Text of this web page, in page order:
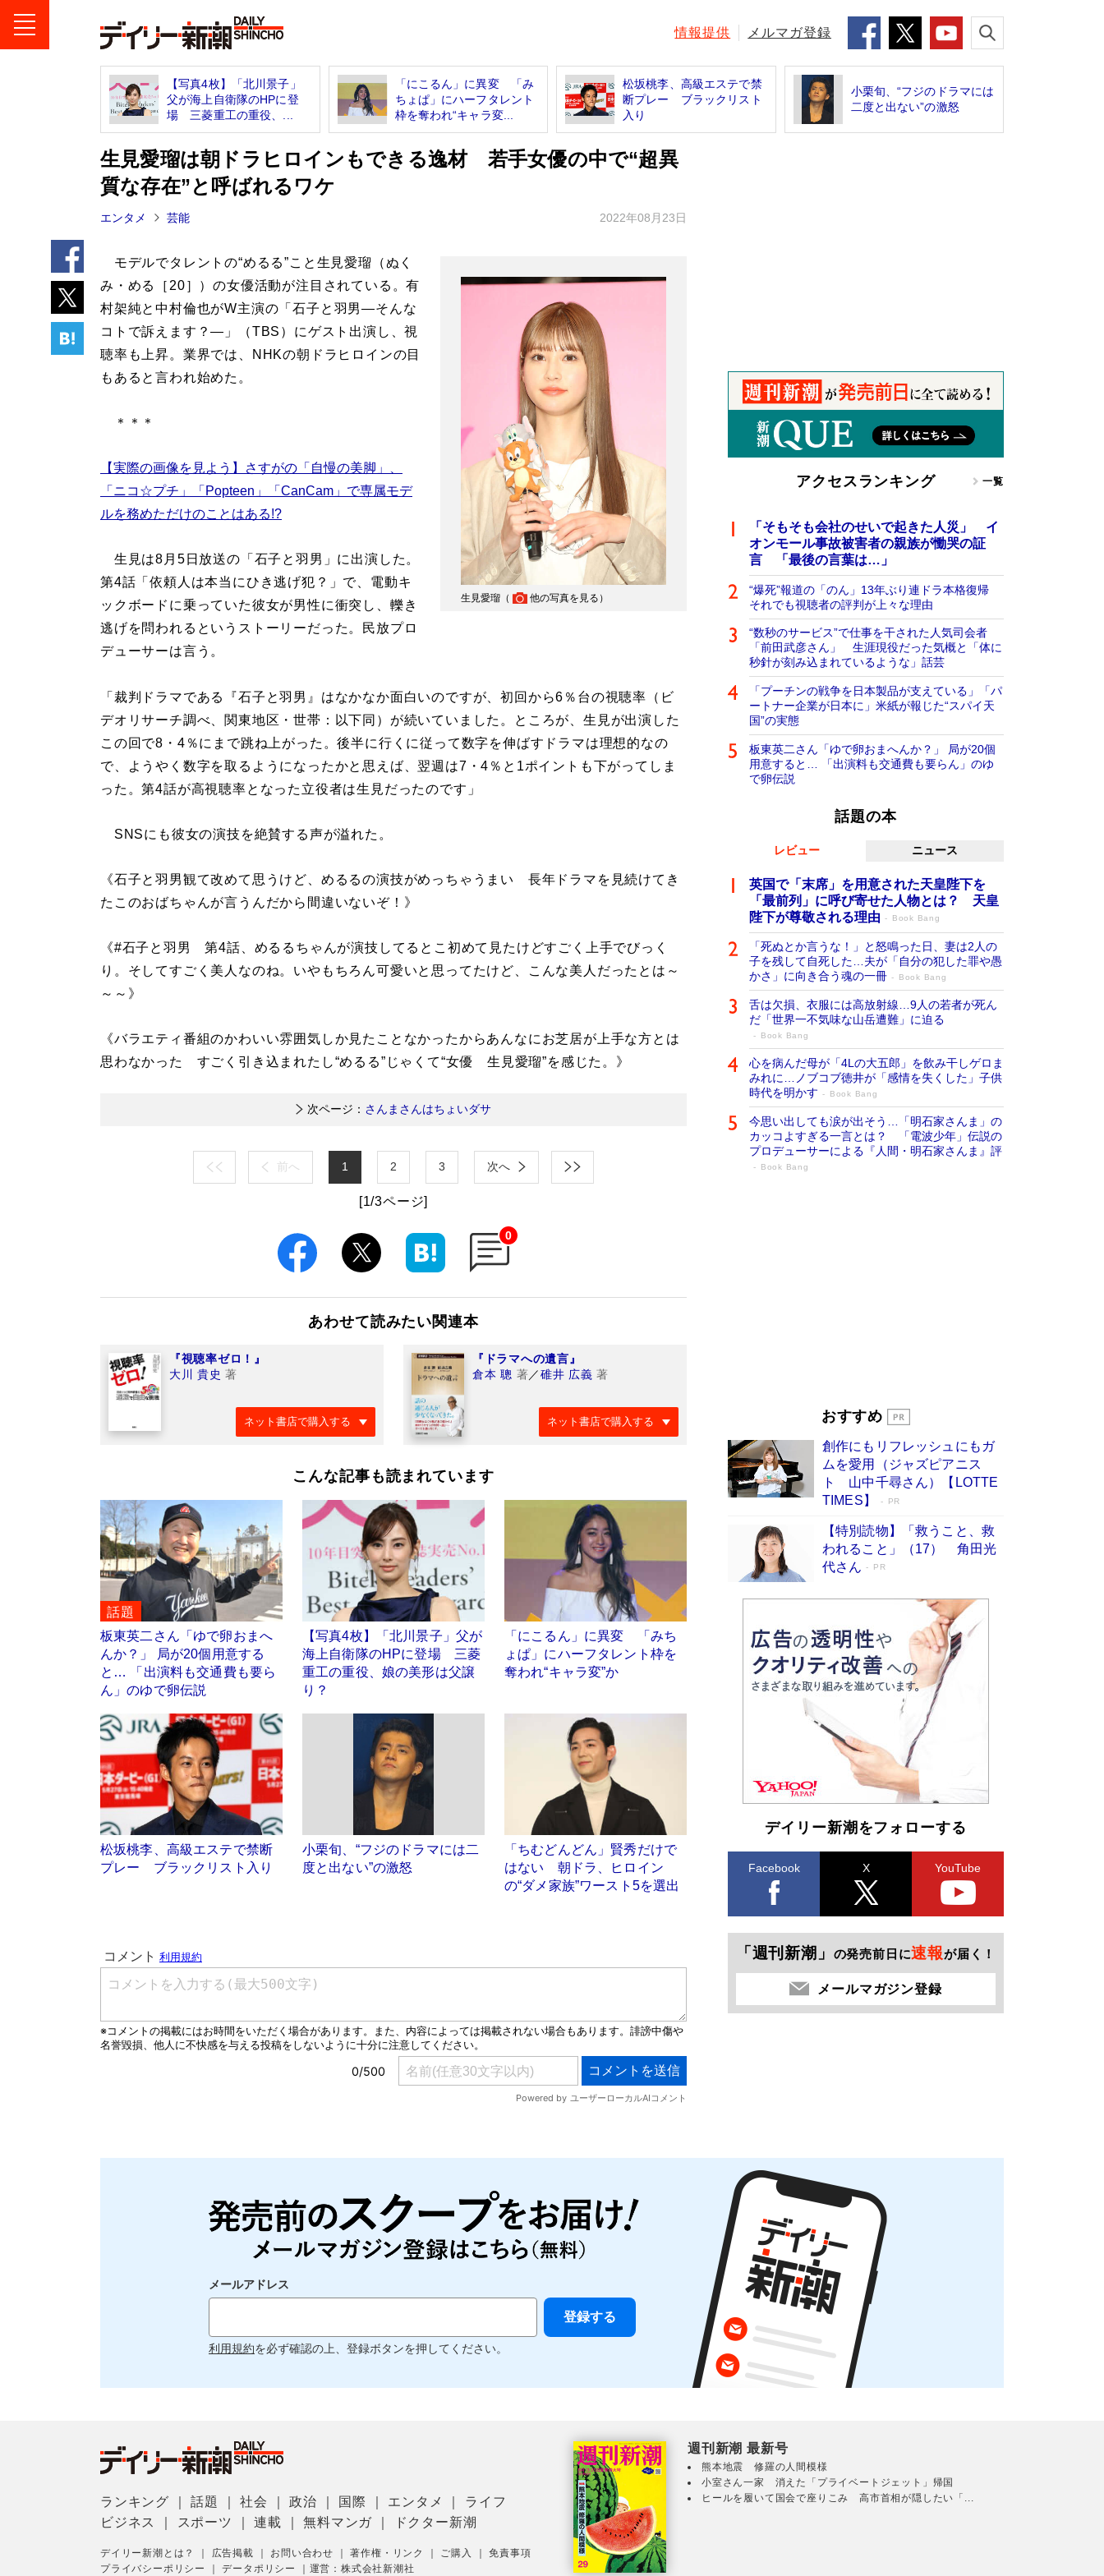
情報提供 メルマガ登録
【写真4枚】「北川景子」
父が海上自衛隊のHPに登
場 三菱重工の重役、...
「にこるん」に異変 「み
ちょぱ」にハーフタレント
枠を奪われ“キャラ変...
松坂桃李、高級エステで禁
断プレー ブラックリスト
入り
小栗旬、“フジのドラマには
二度と出ない”の激怒
生見愛瑠は朝ドラヒロインもできる逸材 若手女優の中で“超異
質な存在”と呼ばれるワケ
エンタメ 芸能 2022年08月23日
生見愛瑠（ 他の写真を見る ）
モデルでタレントの“めるる”こと生見愛瑠（ぬく
み・める［20］）の女優活動が注目されている。有
村架純と中村倫也がW主演の「石子と羽男―そんな
コトで訴えます？―」（TBS）にゲスト出演し、視
聴率も上昇。業界では、NHKの朝ドラヒロインの目
もあると言われ始めた。
＊＊＊
【実際の画像を見よう】さすがの「自慢の美脚」、
「ニコ☆プチ」「Popteen」「CanCam」で専属モデ
ルを務めただけのことはある!?
生見は8月5日放送の「石子と羽男」に出演した。
第4話「依頼人は本当にひき逃げ犯？」で、電動キ
ックボードに乗っていた彼女が男性に衝突し、轢き
逃げを問われるというストーリーだった。民放プロ
デューサーは言う。
「裁判ドラマである『石子と羽男』はなかなか面白いのですが、初回から6％台の視聴率（ビ
デオリサーチ調べ、関東地区・世帯：以下同）が続いていました。ところが、生見が出演した
この回で8・4％にまで跳ね上がった。後半に行くに従って数字を伸ばすドラマは理想的なの
で、ようやく数字を取るようになったかと思えば、翌週は7・4％と1ポイントも下がってしま
った。第4話が高視聴率となった立役者は生見だったのです」
SNSにも彼女の演技を絶賛する声が溢れた。
《石子と羽男観て改めて思うけど、めるるの演技がめっちゃうまい 長年ドラマを見続けてき
たこのおばちゃんが言うんだから間違いないぞ！》
《#石子と羽男 第4話、めるるちゃんが演技してるとこ初めて見たけどすごく上手でびっく
り。そしてすごく美人なのね。いやもちろん可愛いと思ってたけど、こんな美人だったとは～
～～》
《バラエティ番組のかわいい雰囲気しか見たことなかったからあんなにお芝居が上手な方とは
思わなかった すごく引き込まれたし“めるる”じゃくて“女優 生見愛瑠”を感じた。》
次ページ： さんまさんはちょいダサ
前へ 1 2 3 次へ
[1/3ページ]
0
あわせて読みたい関連本
『視聴率ゼロ！』
大川 貴史 著
ネット書店で購入する
『ドラマへの遺言』
倉本 聰 著 ／碓井 広義 著
ネット書店で購入する
こんな記事も読まれています
話題
板東英二さん「ゆで卵おまへ
んか？」 局が20個用意する
と… 「出演料も交通費も要ら
ん」のゆで卵伝説
【写真4枚】「北川景子」父が
海上自衛隊のHPに登場 三菱
重工の重役、娘の美形は父譲
り？
「にこるん」に異変 「みち
ょぱ」にハーフタレント枠を
奪われ“キャラ変”か
松坂桃李、高級エステで禁断
プレー ブラックリスト入り
小栗旬、“フジのドラマには二
度と出ない”の激怒
「ちむどんどん」賢秀だけで
はない 朝ドラ、ヒロイン
の“ダメ家族”ワースト5を選出
アクセスランキング 一覧
「そもそも会社のせいで起きた人災」 イ
オンモール事故被害者の親族が慟哭の証
言 「最後の言葉は…」
“爆死”報道の「のん」13年ぶり連ドラ本格復帰
それでも視聴者の評判が上々な理由
“数秒のサービス”で仕事を干された人気司会者
「前田武彦さん」 生涯現役だった気概と「体に
秒針が刻み込まれているような」話芸
「プーチンの戦争を日本製品が支えている」「パ
ートナー企業が日本に」米紙が報じた“スパイ天
国”の実態
板東英二さん「ゆで卵おまへんか？」 局が20個
用意すると… 「出演料も交通費も要らん」のゆ
で卵伝説
話題の本
レビュー ニュース
英国で「末席」を用意された天皇陛下を
「最前列」に呼び寄せた人物とは？ 天皇
陛下が尊敬される理由
Book Bang
「死ぬとか言うな！」と怒鳴った日、妻は2人の
子を残して自死した…夫が「自分の犯した罪や愚
かさ」に向き合う魂の一冊
Book Bang
舌は欠損、衣服には高放射線…9人の若者が死ん
だ「世界一不気味な山岳遭難」に迫る
Book Bang
心を病んだ母が「4Lの大五郎」を飲み干しゲロま
みれに…ノブコブ徳井が「感情を失くした」子供
時代を明かす
Book Bang
今思い出しても涙が出そう…「明石家さんま」の
カッコよすぎる一言とは？ 「電波少年」伝説の
プロデューサーによる『人間・明石家さんま』評
Book Bang
俳優・高嶋政伸が家族に教わった“人を育てるコ
東野圭吾、伊坂幸太郎の人気シリーズ最新作どち
らも文庫化 映画化された直木賞受賞作もランク
イン［文庫ベストセラー］
Book Bang
おすすめ
創作にもリフレッシュにもガ
ムを愛用（ジャズピアニス
ト 山中千尋さん）【LOTTE
TIMES】
PR
【特別読物】「救うこと、救
われること」（17） 角田光
代さん
PR
デイリー新潮をフォローする
Facebook X YouTube
「週刊新潮」 の発売前日に速報が届く！
メールマガジン登録
メールアドレス
利用規約を必ず確認の上、登録ボタンを押してください。
ランキング ｜話題 ｜社会 ｜政治 国際 エンタメ
ライフ
ビジネス
スポーツ ｜連載 ｜無料マンガ ドクター新潮
デイリー新潮とは？ 広告掲載 お問い合わせ ｜著作権・リンク ご購入 ｜免責事項
プライバシーポリシー
｜データポリシー 運営：株式会社新潮社
週刊新潮 最新号
熊本地震 修羅の人間模様
小室さん一家 消えた「プライベートジェット」帰国
ヒールを履いて国会で座りこみ 高市首相が隠したい「...